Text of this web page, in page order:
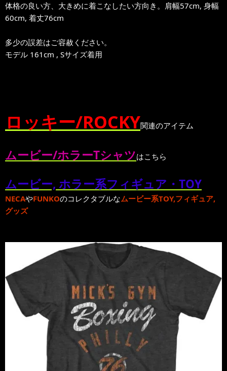
体格の良い方、大きめに着こなしたい方向き。肩幅57cm, 身幅
60cm, 着丈76cm
多少の誤差はご容赦ください。
モデル 161cm , Sサイズ着用
ロッキー/ROCKY関連のアイテム
ムービー/ホラーTシャツはこちら
ムービー, ホラー系フィギュア・TOY
NECAやFUNKOのコレクタブルなムービー系TOY,フィギュア,
グッズ